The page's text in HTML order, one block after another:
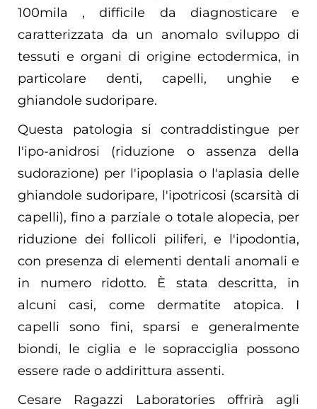
100mila , difficile da diagnosticare e
caratterizzata da un anomalo sviluppo di
tessuti e organi di origine ectodermica, in
particolare denti, capelli, unghie e
ghiandole sudoripare.
Questa patologia si contraddistingue per
l'ipo-anidrosi (riduzione o assenza della
sudorazione) per l'ipoplasia o l'aplasia delle
ghiandole sudoripare, l'ipotricosi (scarsità di
capelli), fino a parziale o totale alopecia, per
riduzione dei follicoli piliferi, e l'ipodontia,
con presenza di elementi dentali anomali e
in numero ridotto. È stata descritta, in
alcuni casi, come dermatite atopica. I
capelli sono fini, sparsi e generalmente
biondi, le ciglia e le sopracciglia possono
essere rade o addirittura assenti.
Cesare Ragazzi Laboratories offrirà agli